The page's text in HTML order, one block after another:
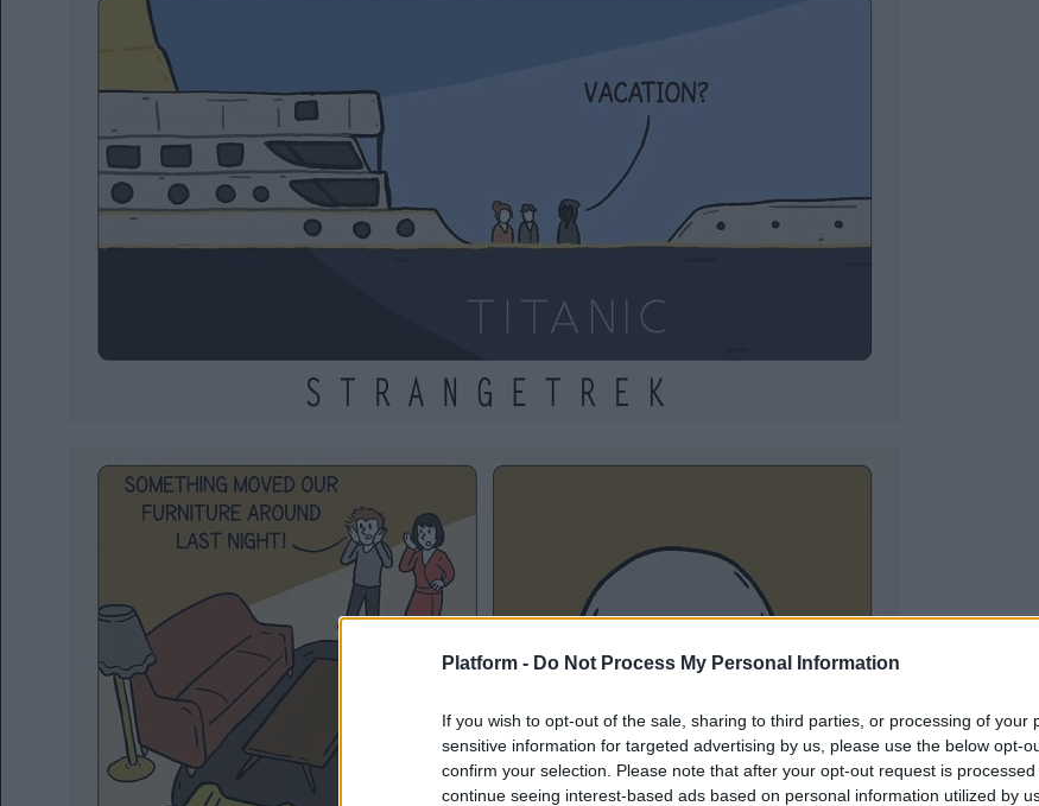
Platform - Do Not Process My Personal Information
If you wish to opt-out of the sale, sharing to third parties, or processing of your
sensitive information for targeted advertising by us, please use the below opt-
confirm your selection. Please note that after your opt-out request is
continue seeing interest-based ads based on personal information utilized by